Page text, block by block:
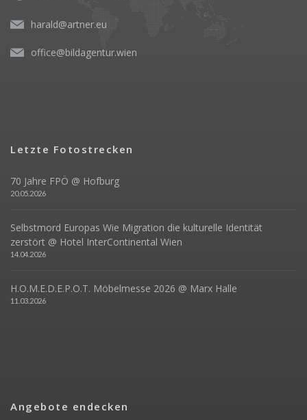
harald@artner.eu
office@bildagentur.wien
Letzte Fotostrecken
70 Jahre FPÖ @ Hofburg
20.05.2026
Selbstmord Europas Wie Migration die kulturelle Identität
zerstört @ Hotel InterContinental Wien
14.04.2026
H.O.M.E.D.E.P.O.T. Möbelmesse 2026 @ Marx Halle
11.03.2026
Angebote endecken